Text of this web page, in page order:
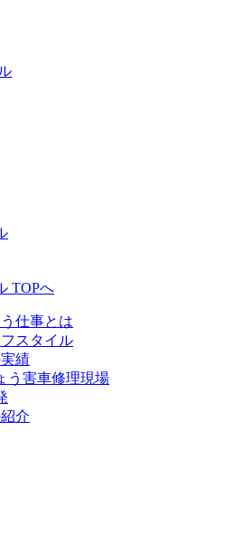
TOPへ
仕事とは
スタイル
績
う害車修理現場
介